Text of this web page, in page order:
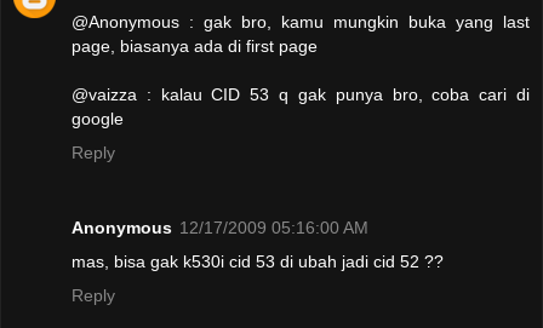
@Anonymous : gak bro, kamu mungkin buka yang last
page, biasanya ada di first page
@vaizza : kalau CID 53 q gak punya bro, coba cari di
google
Reply
Anonymous 12/17/2009 05:16:00 AM
mas, bisa gak k530i cid 53 di ubah jadi cid 52 ??
Reply